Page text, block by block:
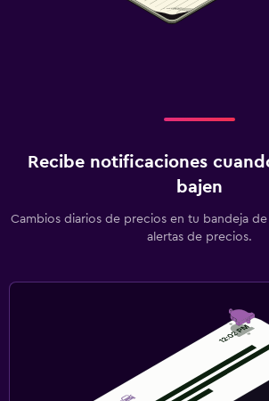
Recibe notificaciones
bajen
Cambios diarios de precios en tu bandeja
alertas de precios.